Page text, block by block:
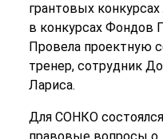
грантовых
в конкурсах Фондов
Провела проектную
тренер, сотрудник
Лариса.
Для СОНКО